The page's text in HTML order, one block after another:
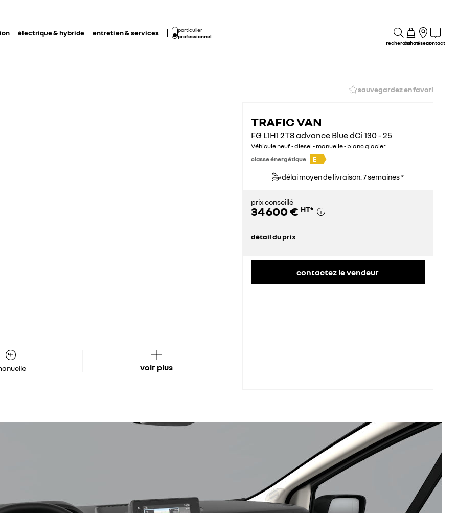
électrique & hybride entretien & services
particulier
professionnel
rechercheachatréseaucontact
sauvegardez en favori
voir plus
TRAFIC VAN
FG L1H1 2T8 advance Blue dCi 130 - 25
Véhicule neuf - diesel - manuelle - blanc glacier
classe énergétique
E
délai moyen de livraison: 7 semaines *
prix conseillé
34 600 € HT*
détail du prix
contactez le vendeur